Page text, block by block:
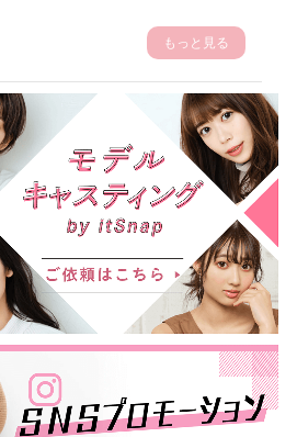
もっと見る